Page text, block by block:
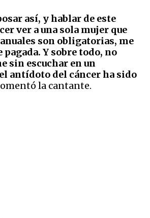
así, y hablar de este
ver a una sola mujer que
son obligatorias, me
pagada. Y sobre todo, no
sin escuchar en un
antídoto del cáncer ha sido
la cantante.